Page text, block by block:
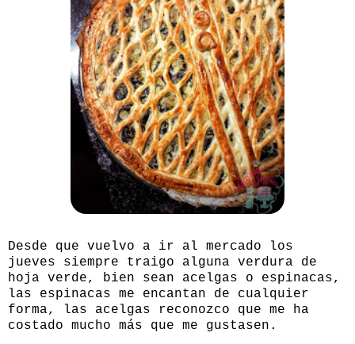
Desde que vuelvo a ir al mercado los
jueves siempre traigo alguna verdura de
hoja verde, bien sean acelgas o espinacas,
las espinacas me encantan de cualquier
forma, las acelgas reconozco que me ha
costado mucho más que me gustasen.